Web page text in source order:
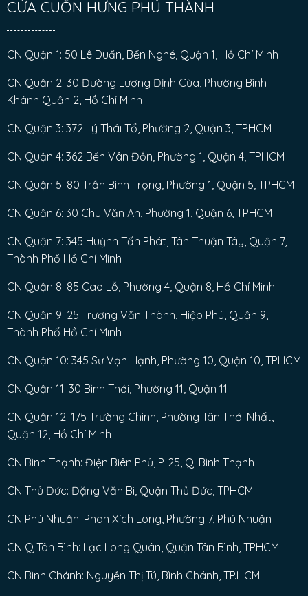
CỬA CUỐN HƯNG PHÚ THÀNH
CN Quận 1: 50 Lê Duẩn, Bến Nghé, Quận 1, Hồ Chí Minh
CN Quận 2: 30 Đường Lương Định Của, Phường Bình
Khánh Quận 2, Hồ Chí Minh
CN Quận 3: 372 Lý Thái Tổ, Phường 2, Quận 3, TPHCM
CN Quận 4: 362 Bến Vân Đồn, Phường 1, Quận 4, TPHCM
CN Quận 5: 80 Trần Bình Trọng, Phường 1, Quận 5, TPHCM
CN Quận 6: 30 Chu Văn An, Phường 1, Quận 6, TPHCM
CN Quận 7: 345 Huỳnh Tấn Phát, Tân Thuận Tây, Quận 7,
Thành Phố Hồ Chí Minh
CN Quận 8: 85 Cao Lỗ, Phường 4, Quận 8, Hồ Chí Minh
CN Quận 9: 25 Trương Văn Thành, Hiệp Phú, Quận 9,
Thành Phố Hồ Chí Minh
CN Quận 10: 345 Sư Vạn Hạnh, Phường 10, Quận 10, TPHCM
CN Quận 11: 30 Bình Thới, Phường 11, Quận 11
CN Quận 12: 175 Trường Chinh, Phường Tân Thới Nhất,
Quận 12, Hồ Chí Minh
CN Bình Thạnh: Điện Biên Phủ, P. 25, Q. Bình Thạnh
CN Thủ Đức: Đặng Văn Bi, Quận Thủ Đức, TPHCM
CN Phú Nhuận: Phan Xích Long, Phường 7, Phú Nhuận
CN Q Tân Bình: Lạc Long Quân, Quận Tân Bình, TPHCM
CN Bình Chánh: Nguyễn Thị Tú, Bình Chánh, TP.HCM